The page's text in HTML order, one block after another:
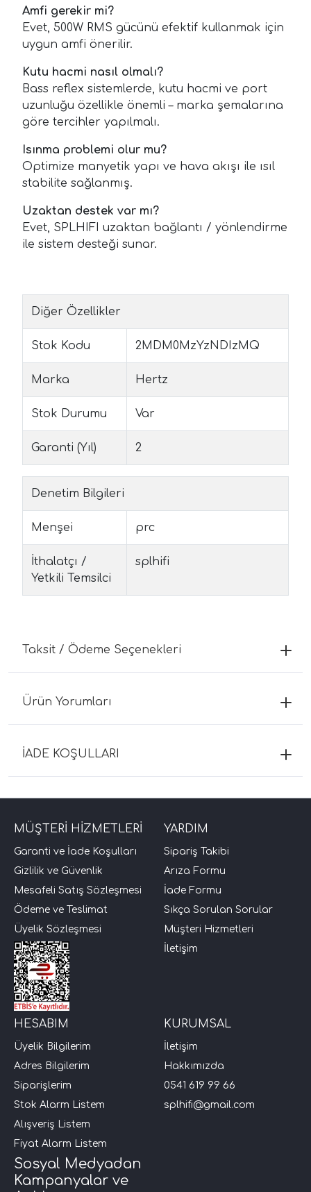
Amfi gerekir mi?
Evet, 500W RMS gücünü efektif kullanmak için
uygun amfi önerilir.
Kutu hacmi nasıl olmalı?
Bass reflex sistemlerde, kutu hacmi ve port
uzunluğu özellikle önemli – marka şemalarına
göre tercihler yapılmalı.
Isınma problemi olur mu?
Optimize manyetik yapı ve hava akışı ile ısıl
stabilite sağlanmış.
Uzaktan destek var mı?
Evet, SPLHIFI uzaktan bağlantı / yönlendirme
ile sistem desteği sunar.
Diğer Özellikler
Stok Kodu 2MDM0MzYzNDIzMQ
Marka Hertz
Stok Durumu Var
Garanti (Yıl) 2
Denetim Bilgileri
Menşei prc
İthalatçı /
Yetkili Temsilci
splhifi
Taksit / Ödeme Seçenekleri
Ürün Yorumları
İADE KOŞULLARI
MÜŞTERİ HİZMETLERİ
Garanti ve İade Koşulları
Gizlilik ve Güvenlik
Mesafeli Satış Sözleşmesi
Ödeme ve Teslimat
Üyelik Sözleşmesi
YARDIM
Sipariş Takibi
Arıza Formu
İade Formu
Sıkça Sorulan Sorular
Müşteri Hizmetleri
İletişim
HESABIM
Üyelik Bilgilerim
Adres Bilgilerim
Siparişlerim
Stok Alarm Listem
Alışveriş Listem
Fiyat Alarm Listem
KURUMSAL
İletişim
Hakkımızda
0541 619 99 66
splhifi@gmail.com
Sosyal Medyadan
Kampanyalar ve